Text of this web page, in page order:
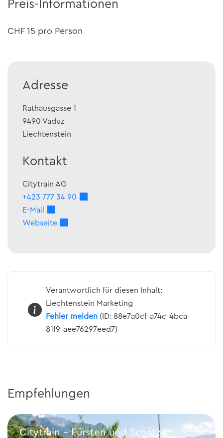
Preis-Informationen
CHF 15 pro Person
Adresse
Rathausgasse 1
9490 Vaduz
Liechtenstein
Kontakt
Citytrain AG
+423 777 34 90
E-Mail
Webseite
Verantwortlich für diesen Inhalt:
Liechtenstein Marketing
Fehler melden(ID: 88e7a0cf-a74c-4bca-
81f9-aee76297eed7)
Empfehlungen
Citytrain - Fürsten und Schätze